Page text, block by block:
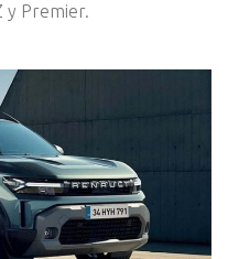
y Premier.